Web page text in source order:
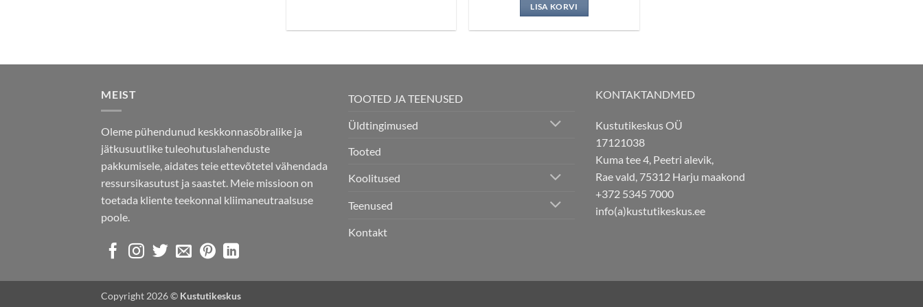
93.00 €.
LISA KORVI
MEIST
Oleme pühendunud keskkonnasõbralike ja
jätkusuutlike tuleohutuslahenduste
pakkumisele, aidates teie ettevõtetel vähendada
ressursikasutust ja saastet. Meie missioon on
toetada kliente teekonnal kliimaneutraalsuse
poole.
TOOTED JA TEENUSED
Üldtingimused
Tooted
Koolitused
Teenused
Kontakt
KONTAKTANDMED
Kustutikeskus OÜ
17121038
Kuma tee 4, Peetri alevik,
Rae vald, 75312 Harju maakond
+372 5345 7000
info(a)kustutikeskus.ee
Copyright 2026 © Kustutikeskus